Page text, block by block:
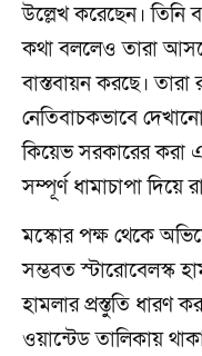
উল্লেখ করেছেন। তিনি
কথা বললেও তারা
বাস্তবায়ন করছে।
নেতিবাচকভাবে
কিয়েভ সরকারের করা
সম্পূর্ণ ধামাচাপা দিয়ে
মস্কোর পক্ষ থেকে
সম্ভবত স্টারোবেলস্ক
হামলার প্রস্তুতি ধারণ
ওয়ান্টেড তালিকায়